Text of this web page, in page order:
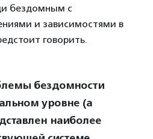
бездомным с
и зависимостями в
говорить.
бездомности
уровне (а
наиболее